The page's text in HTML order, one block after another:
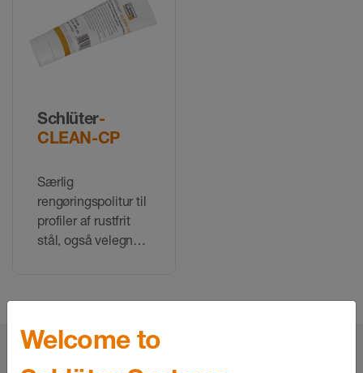
Schlüter-
CLEAN-CP
Særlig
rengøringspolitur til
profiler af rustfrit
stål, også velegnet
home Produkter
Bearbejdningstilbehør
Rengøringsmidler
Welcome to